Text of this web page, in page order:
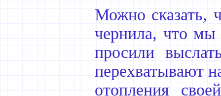
Можно сказать,
чернила, что мы
просили
перехватывают
отопления